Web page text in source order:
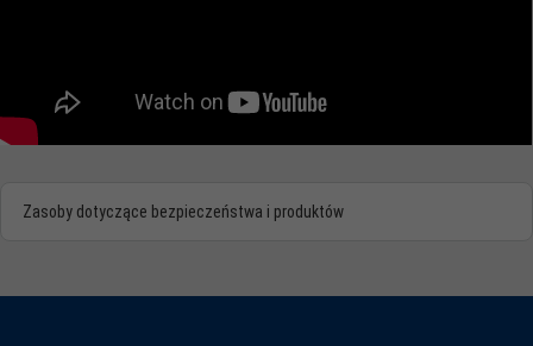
Zasoby dotyczące bezpieczeństwa i produktów